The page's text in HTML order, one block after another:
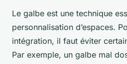
Le galbe est une technique
personnalisation d’espaces.
intégration, il faut éviter
Par exemple, un galbe mal